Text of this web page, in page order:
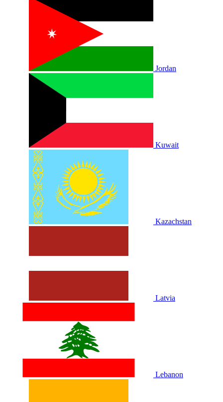
Jordan
Kuwait
Kazachstan
Latvia
Lebanon